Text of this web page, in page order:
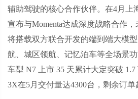
辅助驾驶的核心合作伙伴。在4月上
宣布与Momenta达成深度战略合作
将搭载双方联合开发的端到端大模
航、城区领航、记忆泊车等全场景
车型 N7 上市 35 天累计大定突破
3X在5月交付量达4300台，剩余订单